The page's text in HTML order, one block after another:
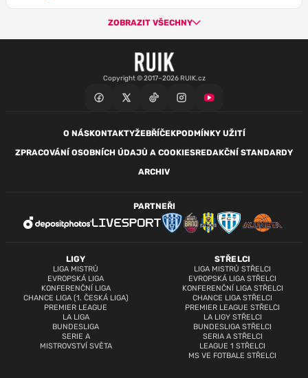
ZOBRAZIT VŠECHNY
Copyright © 2017–2026 RUIK.cz
O NÁSKONTAKTYŽEBŘÍČEKPODMÍNKY UŽITÍ
ZPRACOVÁNÍ OSOBNÍCH ÚDAJŮ A COOKIESREDAKČNÍ STANDARDY
ARCHIV
LIGY
LIGA MISTRŮ
EVROPSKÁ LIGA
KONFERENČNÍ LIGA
CHANCE LIGA (1. ČESKÁ LIGA)
PREMIER LEAGUE
LA LIGA
BUNDESLIGA
SERIE A
MISTROVSTVÍ SVĚTA
STŘELCI
LIGA MISTRŮ STŘELCI
EVROPSKÁ LIGA STŘELCI
KONFERENČNÍ LIGA STŘELCI
CHANCE LIGA STŘELCI
PREMIER LEAGUE STŘELCI
LA LIGY STŘELCI
BUNDESLIGA STŘELCI
SERIA A STŘELCI
LEAGUE 1 STŘELCI
MS VE FOTBALE STŘELCI
PARTNEŘI